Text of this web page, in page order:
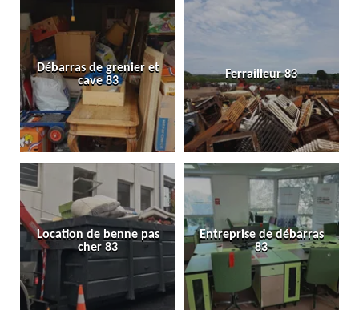
Débarras de grenier et
cave 83
Ferrailleur 83
Location de benne pas
cher 83
Entreprise de débarras
83